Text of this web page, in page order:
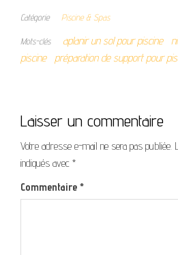
Catégorie Piscine & Spas
Mots-clés aplanir un sol pour piscine
piscine
préparation de support pour
Laisser un commentaire
Votre adresse e-mail ne sera pas publiée.
indiqués avec *
Commentaire *